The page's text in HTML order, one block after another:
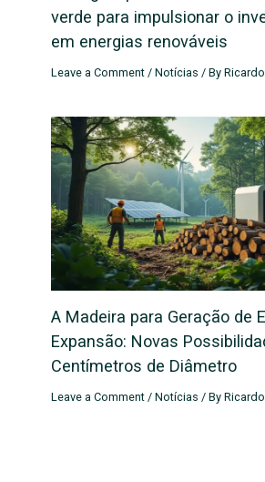
verde para impulsionar o
em energias renováveis
Leave a Comment /Notícias / ByRicardo
A Madeira para Geração de
Expansão: Novas
Centímetros de Diâmetro
Leave a Comment /Notícias / ByRicardo